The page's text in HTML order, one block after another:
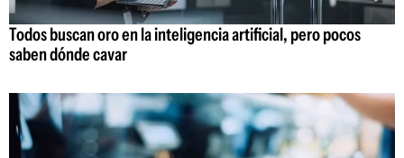
Todos buscan oro en la inteligencia artificial, pero pocos
saben dónde cavar